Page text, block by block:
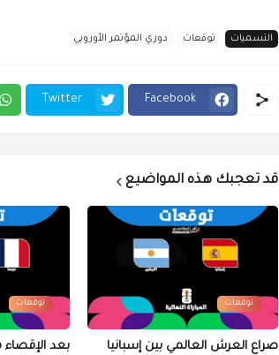
التسميات توقعات دوري المؤتمر الأوروبي
Facebook
Twitter
قد تعجبك هذه المواضيع
توقعات
صراع العرش العالمي بين إسبانيا
توقعات
بعد